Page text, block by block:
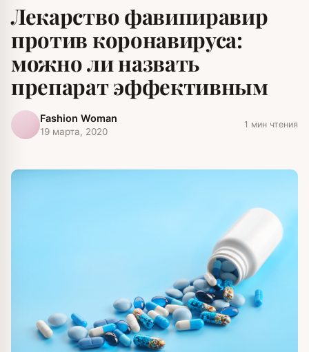
Лекарство фавипиравир
против коронавируса:
можно ли назвать
препарат эффективным
Fashion Woman
19 марта, 2020
1 мин чтения